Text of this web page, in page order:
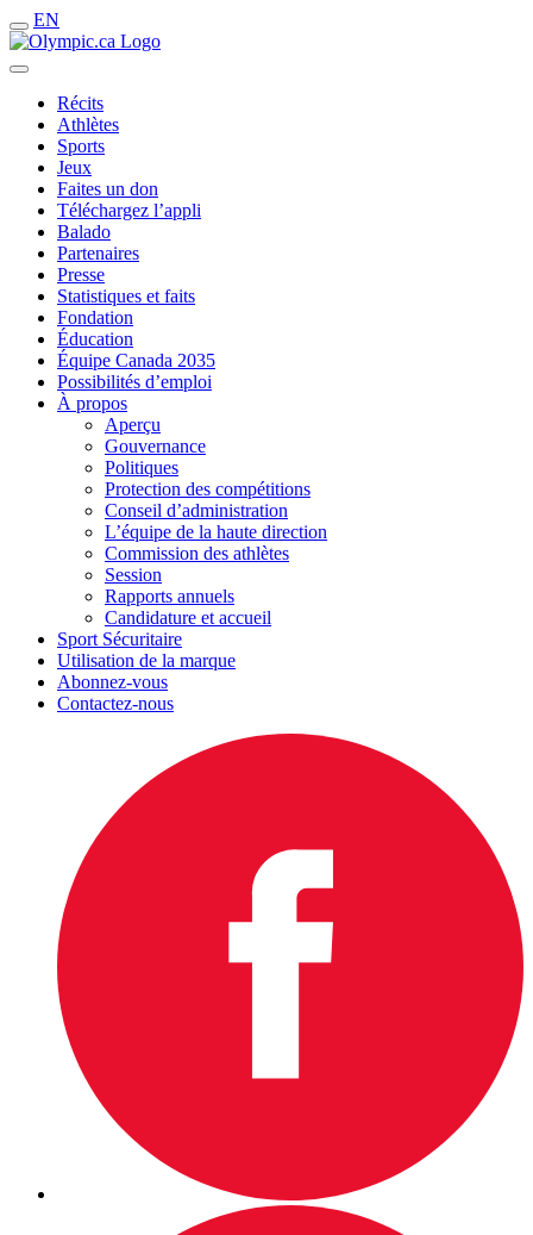
EN
Récits
Athlètes
Sports
Jeux
Faites un don
Téléchargez l’appli
Balado
Partenaires
Presse
Statistiques et faits
Fondation
Éducation
Équipe Canada 2035
Possibilités d’emploi
À propos
Aperçu
Gouvernance
Politiques
Protection des compétitions
Conseil d’administration
L’équipe de la haute direction
Commission des athlètes
Session
Rapports annuels
Candidature et accueil
Sport Sécuritaire
Utilisation de la marque
Abonnez-vous
Contactez-nous